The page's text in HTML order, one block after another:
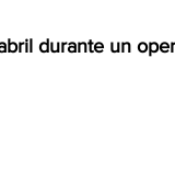
durante un